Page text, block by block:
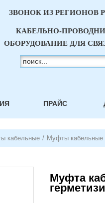
ЗВОНОК ИЗ РЕГИОНОВ
КАБЕЛЬНО-
ОБОРУДОВАНИЕ ДЛЯ
ПРАЙС
кабельные / Муфты
Муфта